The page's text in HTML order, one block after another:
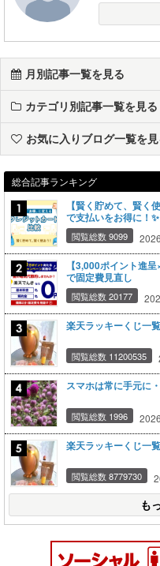
月別記事一覧を見る
カテゴリ別記事一覧を見る
お気に入りブログ一覧を
総合記事ランキング
【賢く貯めて、賢く
で支払いをお得に！✨
閲覧総数 9099
【3,000ポイント進
で固定費見直し
閲覧総数 20177
楽天ラッキーくじ一
閲覧総数 11200535
スマホは常に手元に
閲覧総数 1996
楽天ラッキーくじ一
閲覧総数 8779730
も